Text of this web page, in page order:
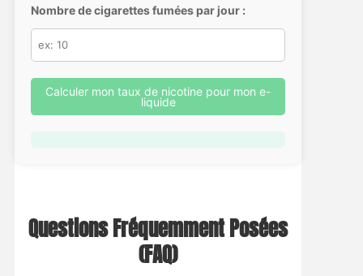
Nombre de cigarettes fumées par jour :
Calculer mon taux de nicotine pour mon e-
liquide
QuestionsFréquemmentPosées
(FAQ)